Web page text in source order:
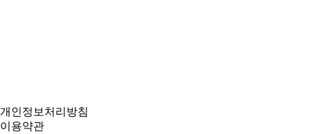
개인정보처리방침
이용약관